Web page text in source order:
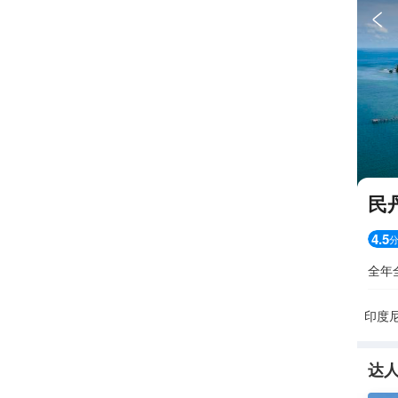

民
4.5分
全年
印度
达